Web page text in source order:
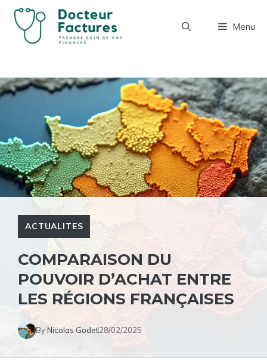
Aller
contenu
Menu
ACTUALITES
COMPARAISON DU
POUVOIR D’ACHAT ENTRE
LES RÉGIONS FRANÇAISES
ByNicolas Godet28/02/2025